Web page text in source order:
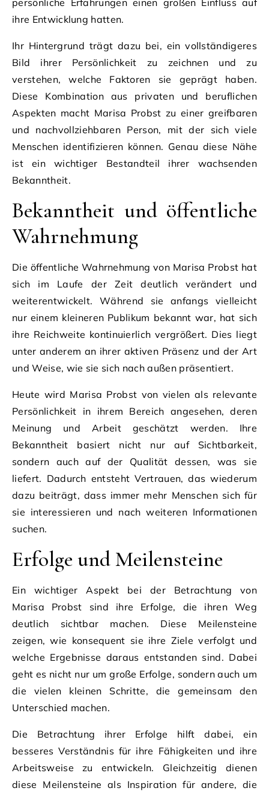
ihre Entwicklung hatten.
Ihr Hintergrund trägt dazu bei, ein vollständigeres
Bild ihrer Persönlichkeit zu zeichnen und zu
verstehen, welche Faktoren sie geprägt haben.
Diese Kombination aus privaten und beruflichen
Aspekten macht Marisa Probst zu einer greifbaren
und nachvollziehbaren Person, mit der sich viele
Menschen identifizieren können. Genau diese Nähe
ist ein wichtiger Bestandteil ihrer wachsenden
Bekanntheit.
Bekanntheit und öffentliche
Wahrnehmung
Die öffentliche Wahrnehmung von Marisa Probst hat
sich im Laufe der Zeit deutlich verändert und
weiterentwickelt. Während sie anfangs vielleicht
nur einem kleineren Publikum bekannt war, hat sich
ihre Reichweite kontinuierlich vergrößert. Dies liegt
unter anderem an ihrer aktiven Präsenz und der Art
und Weise, wie sie sich nach außen präsentiert.
Heute wird Marisa Probst von vielen als relevante
Persönlichkeit in ihrem Bereich angesehen, deren
Meinung und Arbeit geschätzt werden. Ihre
Bekanntheit basiert nicht nur auf Sichtbarkeit,
sondern auch auf der Qualität dessen, was sie
liefert. Dadurch entsteht Vertrauen, das wiederum
dazu beiträgt, dass immer mehr Menschen sich für
sie interessieren und nach weiteren Informationen
suchen.
Erfolge und Meilensteine
Ein wichtiger Aspekt bei der Betrachtung von
Marisa Probst sind ihre Erfolge, die ihren Weg
deutlich sichtbar machen. Diese Meilensteine
zeigen, wie konsequent sie ihre Ziele verfolgt und
welche Ergebnisse daraus entstanden sind. Dabei
geht es nicht nur um große Erfolge, sondern auch um
die vielen kleinen Schritte, die gemeinsam den
Unterschied machen.
Die Betrachtung ihrer Erfolge hilft dabei, ein
besseres Verständnis für ihre Fähigkeiten und ihre
Arbeitsweise zu entwickeln. Gleichzeitig dienen
diese Meilensteine als Inspiration für andere, die